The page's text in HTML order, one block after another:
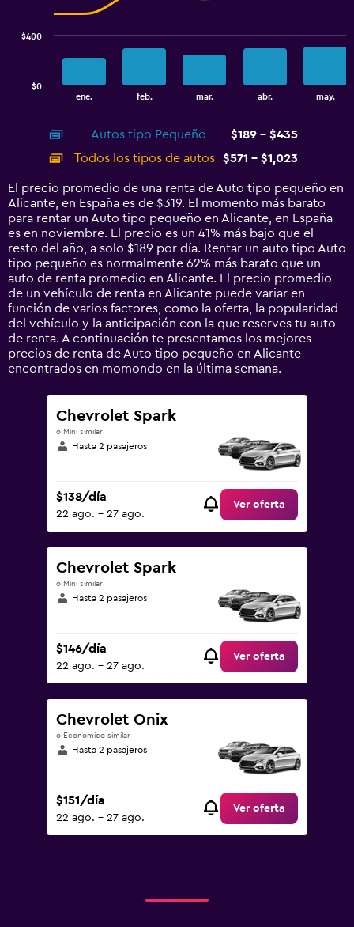
displaying
categories.
14
categories.
The
chart
has
1
Y
axis
displaying
values.
Range:
0
to
1200.
ene. feb. mar. abr. may.
$0
$400
Autos tipo Pequeño
$189 - $435
Todos los tipos de autos
$571 - $1,023
El precio promedio de una renta de Auto tipo pequeño en
Alicante, en España es de $319. El momento más barato
para rentar un Auto tipo pequeño en Alicante, en España
es en noviembre. El precio es un 41% más bajo que el
resto del año, a solo $189 por día. Rentar un auto tipo Auto
tipo pequeño es normalmente 62% más barato que un
auto de renta promedio en Alicante. El precio promedio
de un vehículo de renta en Alicante puede variar en
función de varios factores, como la oferta, la popularidad
del vehículo y la anticipación con la que reserves tu auto
de renta. A continuación te presentamos los mejores
precios de renta de Auto tipo pequeño en Alicante
encontrados en momondo en la última semana.
Chevrolet Spark
o Mini similar
Hasta 2 pasajeros
$138/día
22 ago. - 27 ago.
Ver oferta
Chevrolet Spark
o Mini similar
Hasta 2 pasajeros
$146/día
22 ago. - 27 ago.
Ver oferta
Chevrolet Onix
o Económico similar
Hasta 2 pasajeros
$151/día
22 ago. - 27 ago.
Ver oferta